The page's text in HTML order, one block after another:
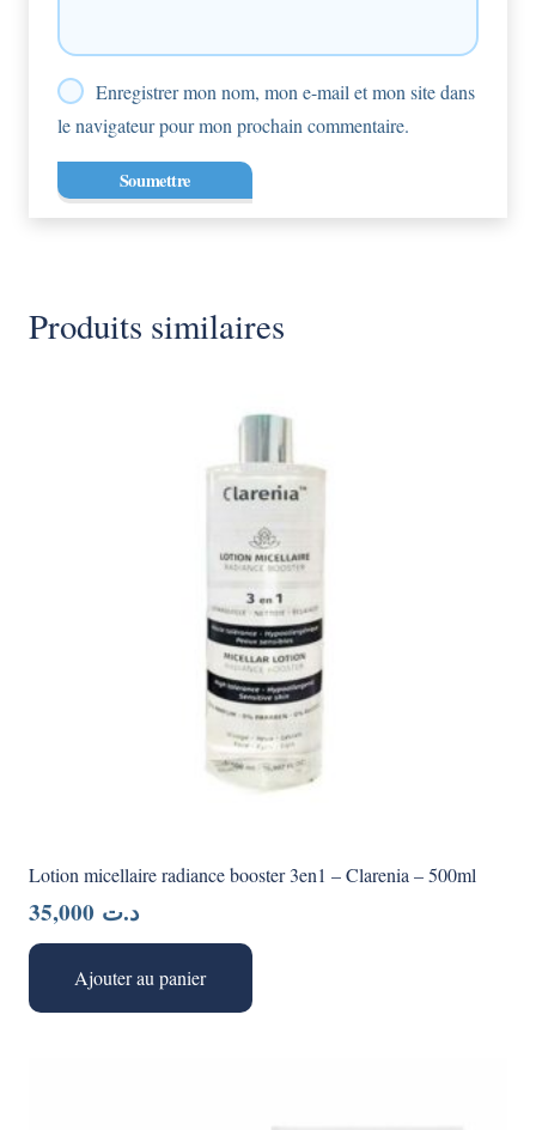
Enregistrer mon nom, mon e-mail et mon site dans
le navigateur pour mon prochain commentaire.
Produits similaires
Lotion micellaire radiance booster 3en1 – Clarenia – 500ml
د.ت
Ajouter au panier